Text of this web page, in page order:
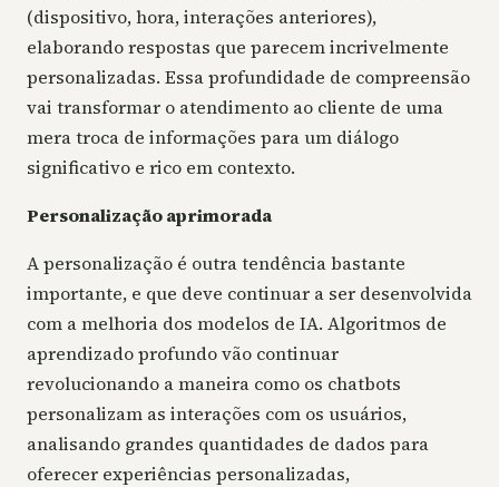
(dispositivo, hora, interações anteriores),
elaborando respostas que parecem incrivelmente
personalizadas. Essa profundidade de compreensão
vai transformar o atendimento ao cliente de uma
mera troca de informações para um diálogo
significativo e rico em contexto.
Personalização aprimorada
A personalização é outra tendência bastante
importante, e que deve continuar a ser desenvolvida
com a melhoria dos modelos de IA. Algoritmos de
aprendizado profundo vão continuar
revolucionando a maneira como os chatbots
personalizam as interações com os usuários,
analisando grandes quantidades de dados para
oferecer experiências personalizadas,